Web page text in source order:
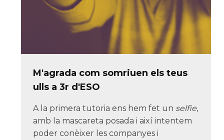
M'agrada com somriuen els teus
ulls a 3r d'ESO
A la primera tutoria ens hem fet un selfie,
amb la mascareta posada i així intentem
poder conèixer les companyes i